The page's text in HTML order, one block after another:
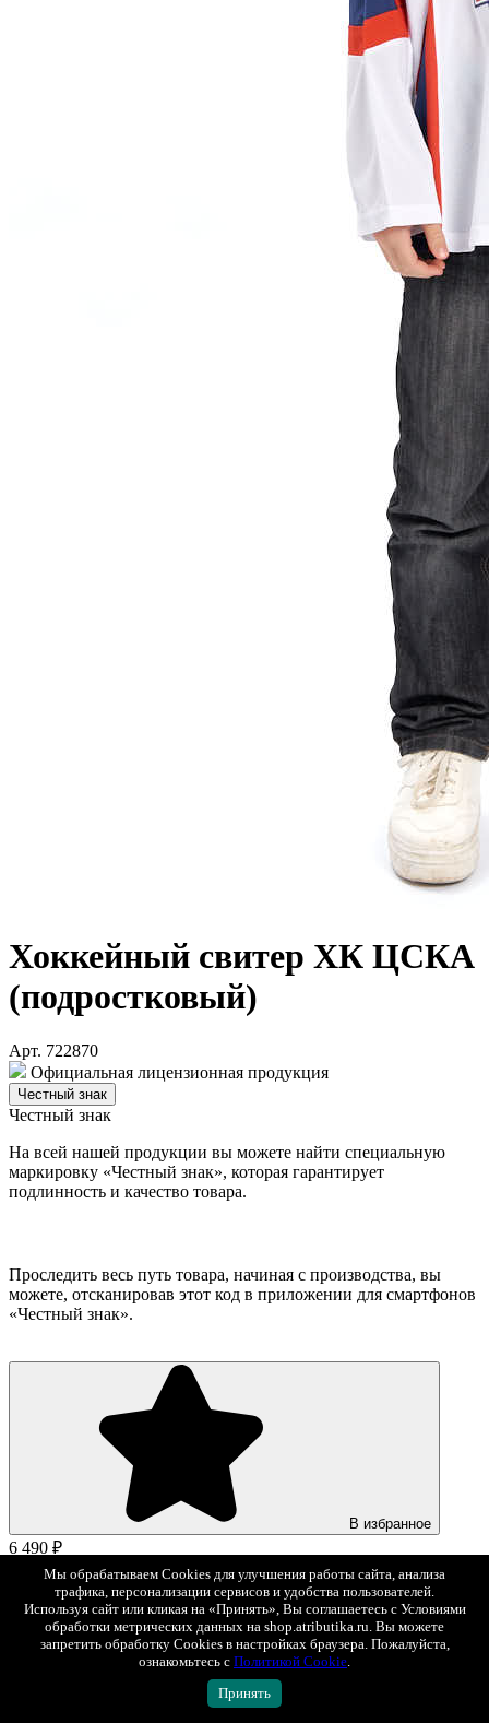
Хоккейный свитер ХК ЦСКА
(подростковый)
Арт. 722870
Официальная лицензионная продукция
Честный знак
Честный знак
На всей нашей продукции вы можете найти специальную
маркировку «Честный знак», которая гарантирует
подлинность и качество товара.
Проследить весь путь товара, начиная с производства, вы
можете, отсканировав этот код в приложении для смартфонов
«Честный знак».
В избранное
6 490 ₽
Выберите размер
Мы обрабатываем Cookies для улучшения работы сайта, анализа
трафика, персонализации сервисов и удобства пользователей.
Используя сайт или кликая на «Принять», Вы соглашаетесь с Условиями
обработки метрических данных на shop.atributika.ru. Вы можете
запретить обработку Cookies в настройках браузера. Пожалуйста,
ознакомьтесь с Политикой Cookie.
Принять